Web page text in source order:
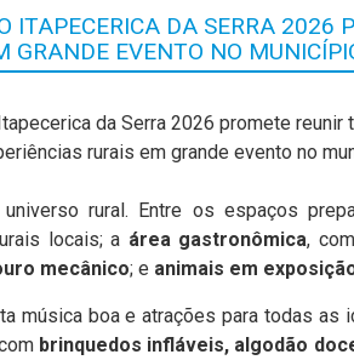
ITAPECERICA DA SERRA 2026
GRANDE EVENTO NO
rural. Entre os espaços
locais; a área gastronômica,
mecânico; e animais em
música boa e atrações para todas as
brinquedos infláveis, algodão